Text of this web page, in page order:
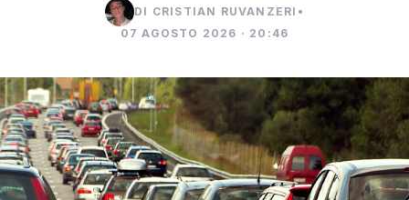
DI CRISTIAN RUVANZERI •
07 AGOSTO 2026 · 20:46